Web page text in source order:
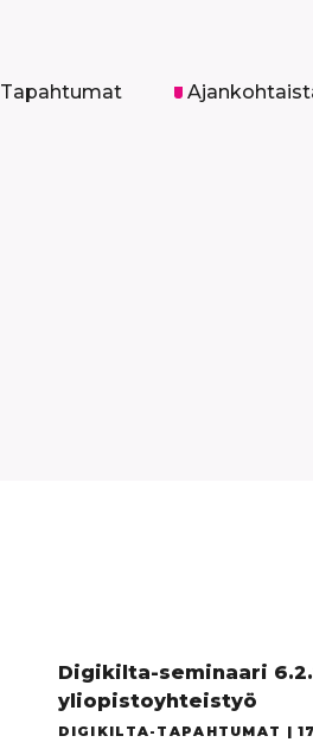
Tapahtumat
Digikilta-seminaari
yliopistoyhteistyö
DIGIKILTA-TAPAHTUMAT |